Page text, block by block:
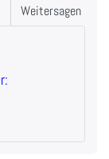
Weitersagen